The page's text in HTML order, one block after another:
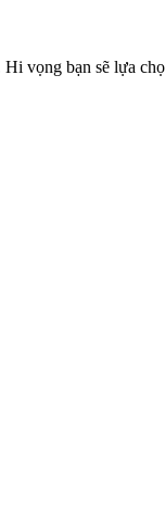
vọng bạn sẽ lựa